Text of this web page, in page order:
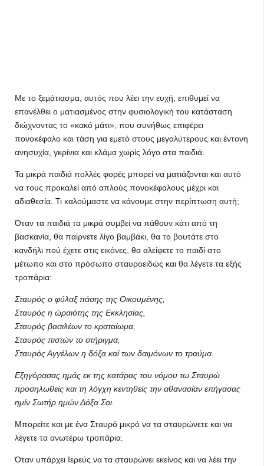
Με το ξεμάτιασμα, αυτός που λέει την ευχή, επιθυμεί να
επανέλθει ο ματιασμένος στην φυσιολογική του κατάσταση
διώχνοντας το «κακό μάτι», που συνήθως επιφέρει
πονοκέφαλο και τάση για εμετό στους μεγαλύτερους και έντονη
ανησυχία, γκρίνια και κλάμα χωρίς λόγο στα παιδιά.
Τα μικρά παιδιά πολλές φορές μπορεί να ματιάζονται και αυτό
να τους προκαλεί από απλούς πονοκέφαλους μέχρι και
αδιαθεσία. Τι καλούμαστε να κάνουμε στην περίπτωση αυτή;
Όταν τα παιδιά τα μικρά συμβεί να πάθουν κάτι από τη
βασκανία, θα παίρνετε λίγο βαμβάκι, θα το βουτάτε στο
κανδήλι πού έχετε στις εικόνες, θα αλείφετε το παιδί στο
μέτωπο και στο πρόσωπο σταυροειδώς και θα λέγετε τα εξής
τροπάρια:
Σταυρός ο φύλαξ πάσης της Οικουμένης,
Σταυρός η ώραιότης της Εκκλησίας,
Σταυρός βασιλέων το κραταίωμα,
Σταυρός πιστών το στήριγμα,
Σταυρός Αγγέλων η δόξα καί των δαιμόνων το τραύμα.
Εξηγόρασας ημάς εκ της κατάρας του νόμου τω Σταυρώ
προσηλωθείς και τη λόγχη κεντηθείς την αθανασίαν επήγασας
ημίν Σωτήρ ημών Δόξα Σοι.
Μπορείτε και με ένα Σταυρό μικρό να τα σταυρώνετε και να
λέγετε τα ανωτέρω τροπάρια.
Όταν υπάρχει Ιερεύς να τα σταυρώνει εκείνος και να λέει την